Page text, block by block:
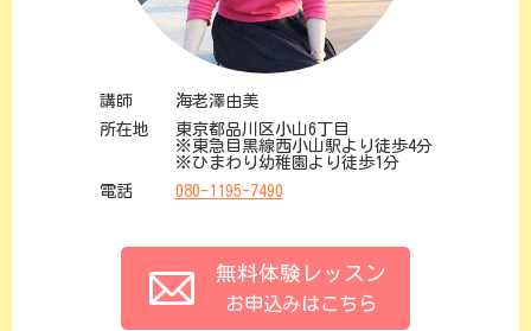
講師
海老澤由美
所在地
東京都品川区小山6丁目
※東急目黒線西小山駅より徒歩4分
※ひまわり幼稚園より徒歩1分
電話
080-1195-7490
無料体験レッスン
お申込みはこちら